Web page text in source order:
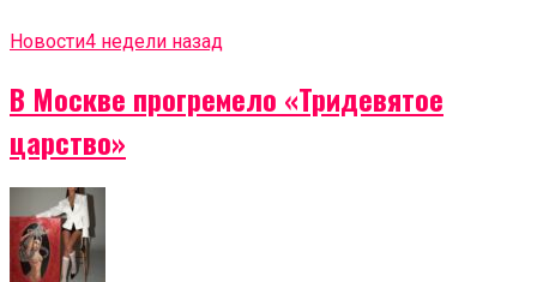
Новости4 недели назад
В Москве прогремело «Тридевятое
царство»